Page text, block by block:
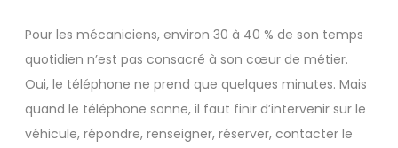
Pour les mécaniciens, environ 30 à 40 % de son temps
quotidien n’est pas consacré à son cœur de métier.
Oui, le téléphone ne prend que quelques minutes. Mais
quand le téléphone sonne, il faut finir d’intervenir sur le
véhicule, répondre, renseigner, réserver, contacter le